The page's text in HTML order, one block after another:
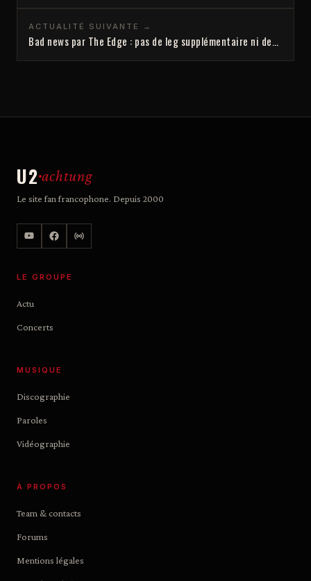
ACTUALITÉ SUIVANTE →
Bad news par The Edge : pas de leg supplémentaire ni de…
U2 achtung
Le site fan francophone. Depuis 2000
LE GROUPE
Actu
Concerts
MUSIQUE
Discographie
Paroles
Vidéographie
À PROPOS
Team & contacts
Forums
Mentions légales